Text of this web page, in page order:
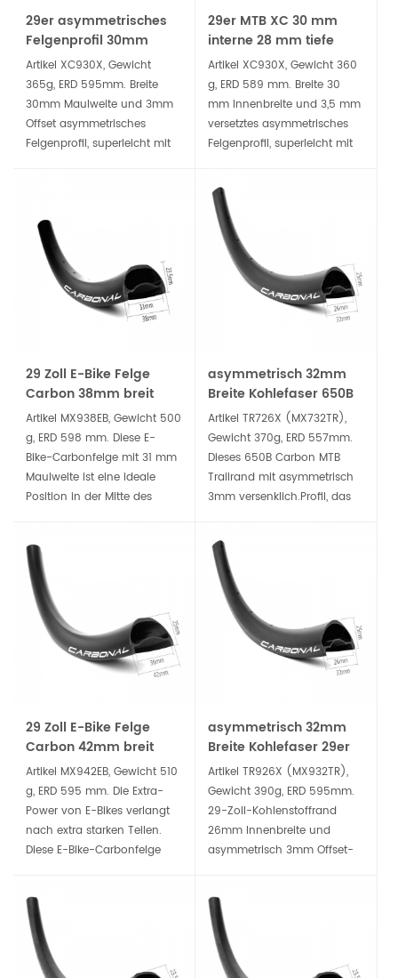
29er asymmetrisches
Felgenprofil 30mm
Maulweite XC Bike
Carbonfelge
Artikel XC930X, Gewicht
365g, ERD 595mm. Breite
30mm Maulweite und 3mm
Offset asymmetrisches
Felgenprofil, superleicht mit
Laufradsatz suchen.
29er MTB XC 30 mm
interne 28 mm tiefe
asymmetrische
Carbonfelge
Artikel XC930X, Gewicht 360
g, ERD 589 mm. Breite 30
mm Innenbreite und 3,5 mm
versetztes asymmetrisches
Felgenprofil, superleicht mit
Fahrer, die einen breiten,
aber leichten 29er XC-
Fahrrad-Carbon-Laufradsatz
suchen .
29 Zoll E-Bike Felge
Carbon 38mm breit
23,5mm Tiefe Hookless
Tubeless Ready
Artikel MX938EB, Gewicht 500
g, ERD 598 mm. Diese E-
Bike-Carbonfelge mit 31 mm
Maulweite ist eine ideale
Position in der Mitte des
funktioniert mit vielen
Reifengrößen, sie ist die
ideale Wahl für alle E-
Mountainbikes.
asymmetrisch 32mm
Breite Kohlefaser 650B
MTB Trailrand Tubeless
bereit
Artikel TR726X (MX732TR),
Gewicht 370g, ERD 557mm.
Dieses 650B Carbon MTB
Trailrand mit asymmetrisch
3mm versenklich.Profil, das
Profilbilanzantrieb und
Nichtantrieb
Seitenspeicherspannung, um
ein dauerhafteres und
langes dauerhafter MTB
Wheelset.
29 Zoll E-Bike Felge
Carbon 42mm breit
25mm Tiefe Hookless
Tubeless Ready
Artikel MX942EB, Gewicht 510
g, ERD 595 mm. Die Extra-
Power von E-Bikes verlangt
nach extra starken Teilen.
Diese E-Bike-Carbonfelge
langlebig und perfekt mit
Reifen mit höherem Volumen
kompatibel ist.
asymmetrisch 32mm
Breite Kohlefaser 29er
MTB Trailrand Tubeless
bereit
Artikel TR926X (MX932TR),
Gewicht 390g, ERD 595mm.
29-Zoll-Kohlenstoffrand
26mm Innenbreite und
asymmetrisch 3mm Offset-
Profilbilanzantrieb und
Nichtantrieb
Seitenspeicherspannung, um
ein dauerhafteres